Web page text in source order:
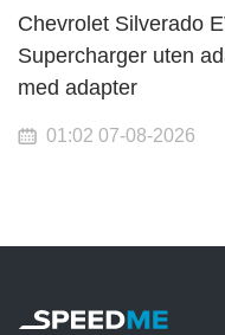
Chevrolet Silverado
Supercharger uten
med adapter
01:02 07-08-2026